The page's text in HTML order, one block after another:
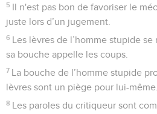
5 Il n'est pas bon de favoriser le
juste lors d’un jugement.
6 Les lèvres de l’homme stupide
sa bouche appelle les coups.
7 La bouche de l’homme stupide
lèvres sont un piège pour lui-même.
8 Les paroles du critiqueur sont